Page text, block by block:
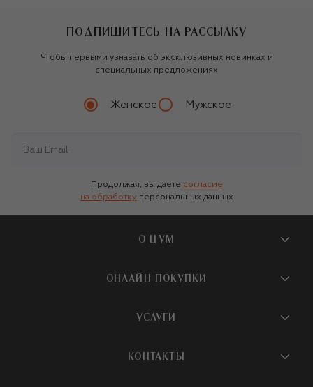
ПОДПИШИТЕСЬ НА РАССЫЛКУ
Чтобы первыми узнавать об эксклюзивных новинках и
специальных предложениях
Женское Мужское
Продолжая, вы даете согласие
на обработку персональных данных
О ЦУМ
О магазине
Бутики и ПВЗ ЦУМ
ОНЛАЙН ПОКУПКИ
Доставка
УСЛУГИ
КОНТАКТЫ